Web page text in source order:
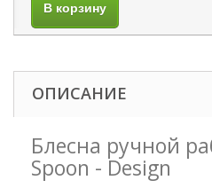
В корзину
ОПИСАНИЕ
Блесна ручной
Spoon - Design